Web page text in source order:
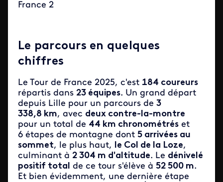
France 2
Le parcours en quelques
chiffres
Le Tour de France 2025, c'est 184 coureurs
répartis dans 23 équipes. Un grand départ
depuis Lille pour un parcours de 3
338,8 km, avec deux contre-la-montre
pour un total de 44 km chronométrés et
6 étapes de montagne dont 5 arrivées au
sommet, le plus haut, le Col de la Loze,
culminant à 2 304 m d'altitude. Le dénivelé
positif total de ce tour s'élève à 52 500 m.
Et bien évidemment, une dernière étape